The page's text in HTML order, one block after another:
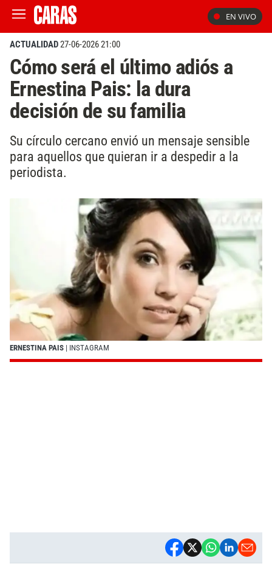
EN VIVO
ACTUALIDAD27-06-2026 21:00
Cómo será el último adiós a
Ernestina Pais: la dura
decisión de su familia
Su círculo cercano envió un mensaje sensible
para aquellos que quieran ir a despedir a la
periodista.
ERNESTINA PAIS | INSTAGRAM